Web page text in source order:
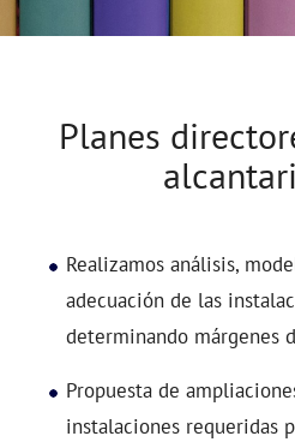
Planes
Realizamos análisis,
adecuación de las
determinando márgenes
Propuesta de
instalaciones requeridas